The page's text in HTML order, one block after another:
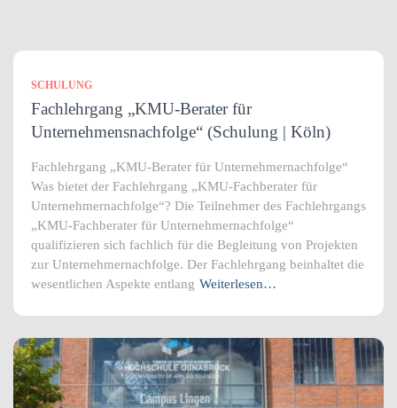
SCHULUNG
Fachlehrgang „KMU-Berater für
Unternehmensnachfolge“ (Schulung | Köln)
Fachlehrgang „KMU-Berater für Unternehmernachfolge“
Was bietet der Fachlehrgang „KMU-Fachberater für
Unternehmernachfolge“? Die Teilnehmer des Fachlehrgangs
„KMU-Fachberater für Unternehmernachfolge“
qualifizieren sich fachlich für die Begleitung von Projekten
zur Unternehmernachfolge. Der Fachlehrgang beinhaltet die
wesentlichen Aspekte entlang Weiterlesen…